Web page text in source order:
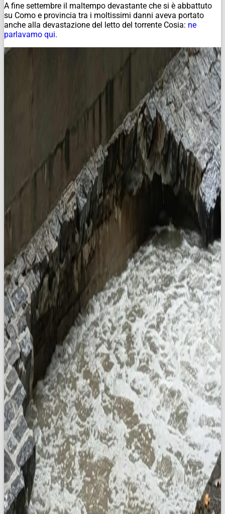
A fine settembre il maltempo devastante che si è abbattuto
su Como e provincia tra i moltissimi danni aveva portato
anche alla devastazione del letto del torrente Cosia: ne
parlavamo qui.